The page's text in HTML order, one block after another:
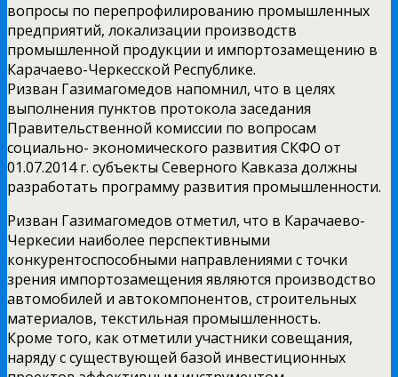
вопросы по перепрофилированию промышленных
предприятий, локализации производств
промышленной продукции и импортозамещению в
Карачаево-Черкесской Республике.
Ризван Газимагомедов напомнил, что в целях
выполнения пунктов протокола заседания
Правительственной комиссии по вопросам
социально- экономического развития СКФО от
01.07.2014 г. субъекты Северного Кавказа должны
разработать программу развития промышленности.
Ризван Газимагомедов отметил, что в Карачаево-
Черкесии наиболее перспективными
конкурентоспособными направлениями с точки
зрения импортозамещения являются производство
автомобилей и автокомпонентов, строительных
материалов, текстильная промышленность.
Кроме того, как отметили участники совещания,
наряду с существующей базой инвестиционных